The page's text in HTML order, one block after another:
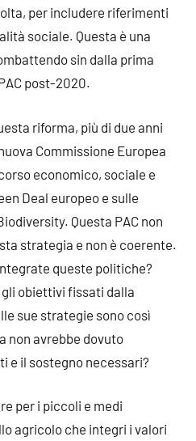
per includere riferimenti
sociale. Questa è una
sin dalla prima
post-2020.
riforma, più di due anni
Commissione Europea
economico, sociale e
Deal europeo e sulle
Questa PAC non
strategia e non è coerente.
queste politiche?
gli obiettivi fissati dalla
sue strategie sono così
non avrebbe dovuto
e il sostegno necessari?
per i piccoli e medi
agricolo che integri i valori